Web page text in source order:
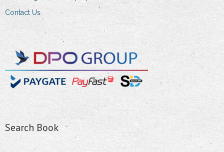
Contact Us
Search Book